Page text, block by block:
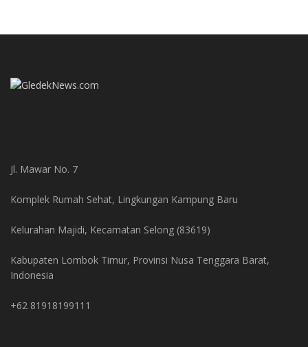
Jl. Mawar No. 7
Komplek Rumah Sehat, Lingkungan Kampung Baru
Kelurahan Majidi, Kecamatan Selong (83619)
Kabupaten Lombok Timur, Provinsi Nusa Tenggara Barat,
Indonesia
+62 81918199111